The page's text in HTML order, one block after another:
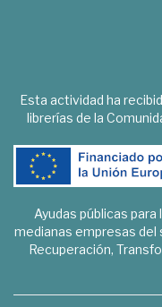
Esta actividad ha
librerías de la
Ayudas públicas
medianas empresas del
Recuperación,